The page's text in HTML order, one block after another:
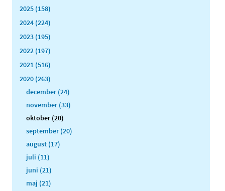
2025 (158)
2024 (224)
2023 (195)
2022 (197)
2021 (516)
2020 (263)
december (24)
november (33)
oktober (20)
september (20)
august (17)
juli (11)
juni (21)
maj (21)